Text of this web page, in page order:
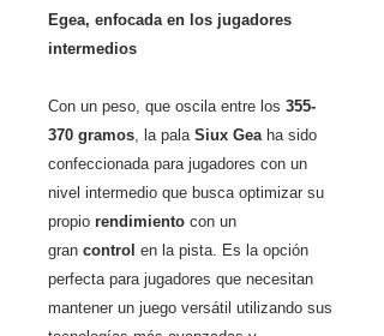
Egea, enfocada en los jugadores
intermedios
Con un peso, que oscila entre los 355-
370 gramos, la pala Siux Geaha sido
confeccionada para jugadores con un
nivel intermedio que busca optimizar su
propio rendimiento con un
gran control en la pista. Es la opción
perfecta para jugadores que necesitan
mantener un juego versátil utilizando sus